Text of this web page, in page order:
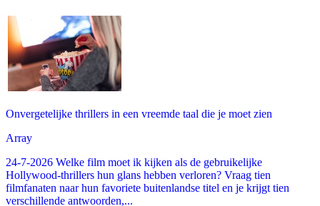
Onvergetelijke thrillers in een vreemde taal die je moet zien
Array
24-7-2026 Welke film moet ik kijken als de gebruikelijke
Hollywood-thrillers hun glans hebben verloren? Vraag tien
filmfanaten naar hun favoriete buitenlandse titel en je krijgt tien
verschillende antwoorden,...